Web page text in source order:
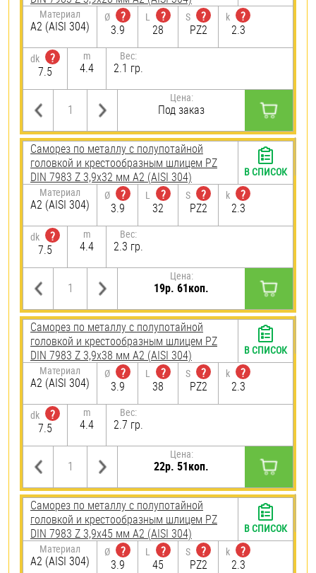
Материал
А2 (AISI 304)
Ø
?
3.9
L
?
28
S
?
PZ2
k
?
2.3
dk
?
7.5
m
4.4
Вес:
2.1 гр.
Цена:
Под заказ
Саморез по металлу с полупотайной
головкой и крестообразным шлицем PZ
DIN 7983 Z 3,9х32 мм А2 (AISI 304)
Материал
А2 (AISI 304)
Ø
?
3.9
L
?
32
S
?
PZ2
k
?
2.3
dk
?
7.5
m
4.4
Вес:
2.3 гр.
Цена:
19р. 61коп.
В СПИСОК
Саморез по металлу с полупотайной
головкой и крестообразным шлицем PZ
DIN 7983 Z 3,9х38 мм А2 (AISI 304)
Материал
А2 (AISI 304)
Ø
?
3.9
L
?
38
S
?
PZ2
k
?
2.3
dk
?
7.5
m
4.4
Вес:
2.7 гр.
Цена:
22р. 51коп.
В СПИСОК
Саморез по металлу с полупотайной
головкой и крестообразным шлицем PZ
DIN 7983 Z 3,9х45 мм А2 (AISI 304)
Материал
А2 (AISI 304)
Ø
?
3.9
L
?
45
S
?
PZ2
k
?
2.3
В СПИСОК